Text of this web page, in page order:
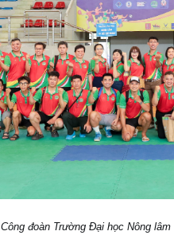
Công đoàn Trường Đại học Nông